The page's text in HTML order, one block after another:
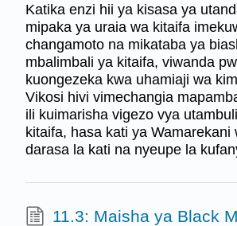
Katika enzi hii ya kisasa ya
mipaka ya uraia wa kitaifa
changamoto na mikataba ya
mbalimbali ya kitaifa, viwanda
kuongezeka kwa uhamiaji wa
Vikosi hivi vimechangia
ili kuimarisha vigezo vya
kitaifa, hasa kati ya Wamarekani
darasa la kati na nyeupe la
11.3: Maisha ya Black